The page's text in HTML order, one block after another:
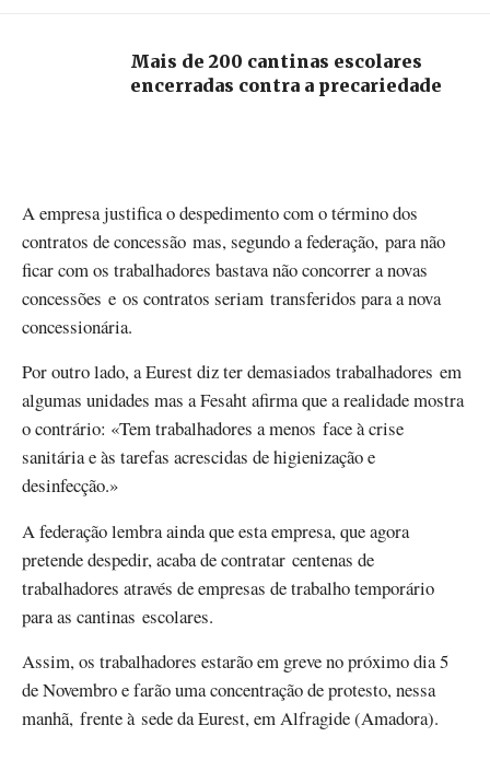
Mais de 200 cantinas escolares
encerradas contra a precariedade
A empresa justifica o despedimento com o término dos
contratos de concessão mas, segundo a federação, para não
ficar com os trabalhadores bastava não concorrer a novas
concessões e os contratos seriam transferidos para a nova
concessionária.
Por outro lado, a Eurest diz ter demasiados trabalhadores em
algumas unidades mas a Fesaht afirma que a realidade mostra
o contrário: «Tem trabalhadores a menos face à crise
sanitária e às tarefas acrescidas de higienização e
desinfecção.»
A federação lembra ainda que esta empresa, que agora
pretende despedir, acaba de contratar centenas de
trabalhadores através de empresas de trabalho temporário
para as cantinas escolares.
Assim, os trabalhadores estarão em greve no próximo dia 5
de Novembro e farão uma concentração de protesto, nessa
manhã, frente à sede da Eurest, em Alfragide (Amadora).